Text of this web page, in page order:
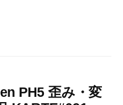
PH5 歪み・変